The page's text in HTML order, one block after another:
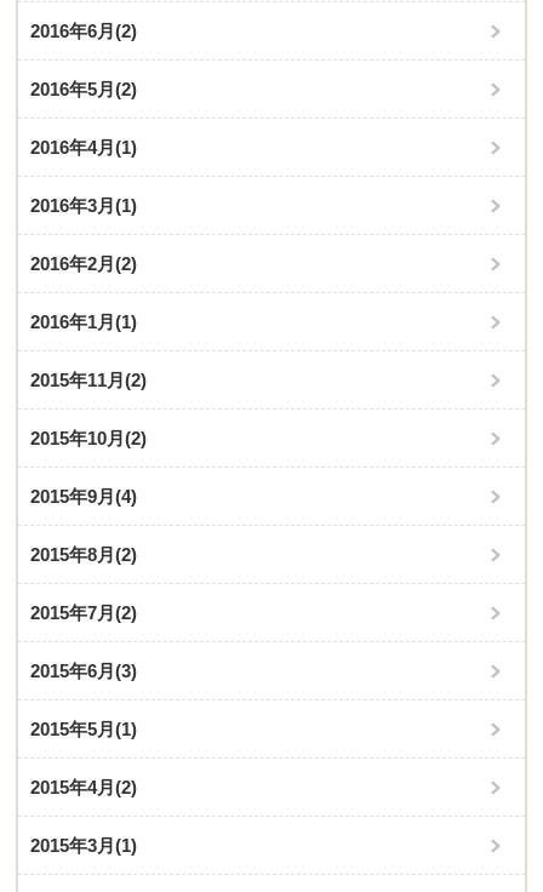
2016年6月(2)
2016年5月(2)
2016年4月(1)
2016年3月(1)
2016年2月(2)
2016年1月(1)
2015年11月(2)
2015年10月(2)
2015年9月(4)
2015年8月(2)
2015年7月(2)
2015年6月(3)
2015年5月(1)
2015年4月(2)
2015年3月(1)